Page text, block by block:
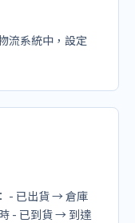
流系統中，設定
- 已出貨 → 倉庫
- 已到貨 → 到達